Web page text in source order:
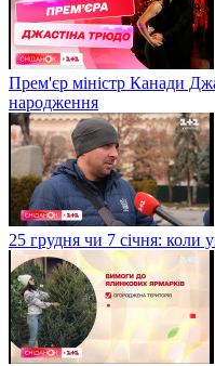
Прем'єр міністр Канади
народження
25 грудня чи 7 січня: коли